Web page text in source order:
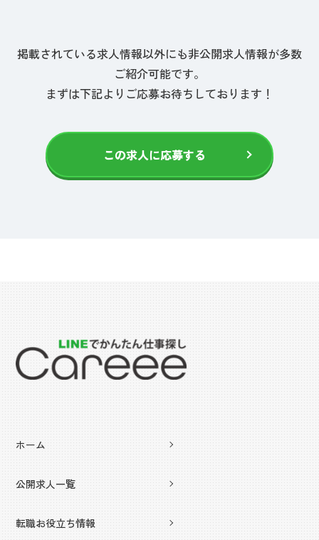
掲載されている求人情報以外にも非公開求人情報が多数
ご紹介可能です。
まずは下記よりご応募お待ちしております！
この求人に応募する
ホーム
公開求人一覧
転職お役立ち情報